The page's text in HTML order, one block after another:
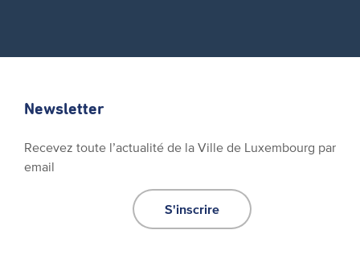
Newsletter
Recevez toute l’actualité de la Ville de Luxembourg par
email
S'inscrire